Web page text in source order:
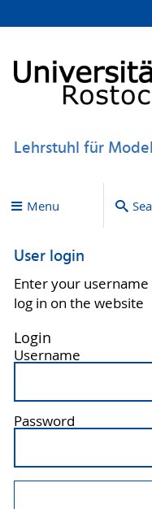
Lehrstuhl für
Menu
User login
Enter your
log in on the website
Login
Username
Password